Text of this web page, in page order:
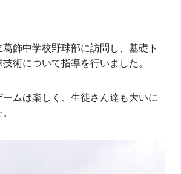
飾中学校野球部に訪問し、基礎ト
術について指導を行いました。
ムは楽しく、生徒さん達も大いに